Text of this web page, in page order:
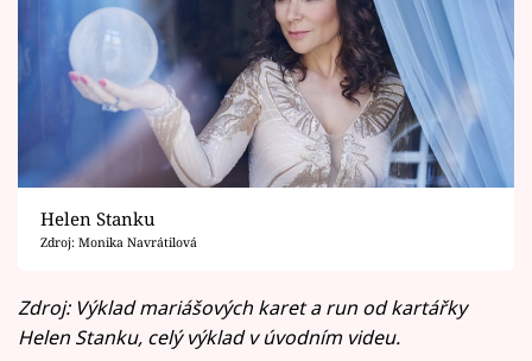
Helen Stanku
Zdroj: Monika Navrátilová
Zdroj: Výklad mariášových karet a run od kartářky
Helen Stanku, celý výklad v úvodním videu.